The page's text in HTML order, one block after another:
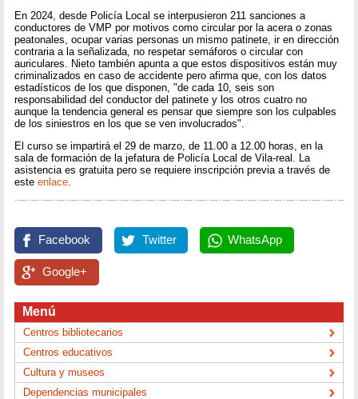
En 2024, desde Policía Local se interpusieron 211 sanciones a
conductores de VMP por motivos como circular por la acera o zonas
peatonales, ocupar varias personas un mismo patinete, ir en dirección
contraria a la señalizada, no respetar semáforos o circular con
auriculares. Nieto también apunta a que estos dispositivos están muy
criminalizados en caso de accidente pero afirma que, con los datos
estadísticos de los que disponen, "de cada 10, seis son
responsabilidad del conductor del patinete y los otros cuatro no
aunque la tendencia general es pensar que siempre son los culpables
de los siniestros en los que se ven involucrados".
El curso se impartirá el 29 de marzo, de 11.00 a 12.00 horas, en la
sala de formación de la jefatura de Policía Local de Vila-real. La
asistencia es gratuita pero se requiere inscripción previa a través de
esteenlace.
Facebook Twitter WhatsApp
Google+
Menú
Centros bibliotecarios
Centros educativos
Cultura y museos
Dependencias municipales